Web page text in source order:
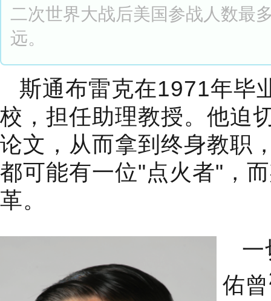
二次世界大战后美国参战人数最
远。
斯通布雷克在1971年毕
校，担任助理教授。他迫
论文，从而拿到终身教职
都可能有一位"点火者"，
革。
一
佑曾